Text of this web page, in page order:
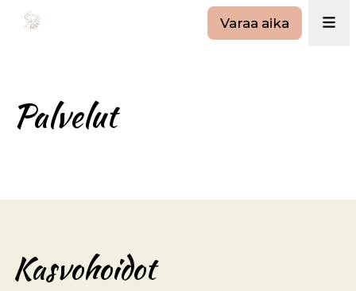
Varaa aika
Palvelut
Kasvohoidot